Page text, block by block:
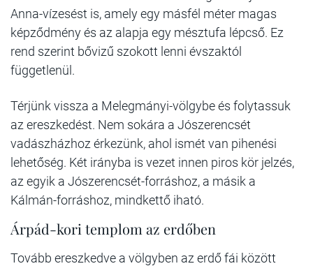
Anna-vízesést is, amely egy másfél méter magas
képződmény és az alapja egy mésztufa lépcső. Ez
rend szerint bővizű szokott lenni évszaktól
függetlenül.
Térjünk vissza a Melegmányi-völgybe és folytassuk
az ereszkedést. Nem sokára a Jószerencsét
vadászházhoz érkezünk, ahol ismét van pihenési
lehetőség. Két irányba is vezet innen piros kör jelzés,
az egyik a Jószerencsét-forráshoz, a másik a
Kálmán-forráshoz, mindkettő iható.
Árpád-kori templom az erdőben
Tovább ereszkedve a völgyben az erdő fái között